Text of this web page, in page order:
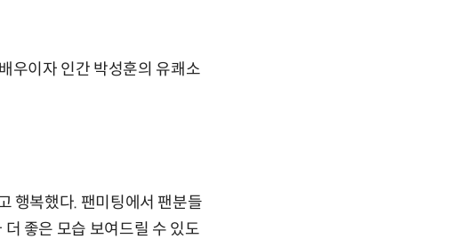
우이자 인간 박성훈의 유쾌소
행복했다. 팬미팅에서 팬분들
좋은 모습 보여드릴 수 있도